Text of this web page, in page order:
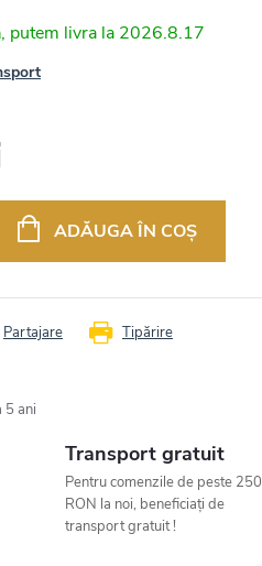
2026.8.17
ADĂUGA ÎN COŞ
Tipărire
Partajare
5 ani
Transport gratuit
Pentru comenzile de peste 250
RON la noi, beneficiați de
transport gratuit !